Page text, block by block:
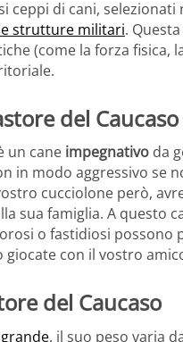
ceppi di cani, selezionati
strutture militari.
(come la forza fisica,
del Caucaso
un cane impegnativo da
in modo aggressivo se
cucciolone però,
sua famiglia. A questo
o fastidiosi possono
con il vostro
del Caucaso
, il suo peso varia